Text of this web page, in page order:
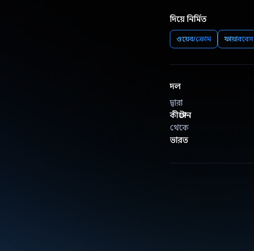
দিয়ে নির্মিত
ওয়েব/ক্রোম ফায়ারবেস
দল
দ্বারা
কীস্টোন
থেকে
ভারত